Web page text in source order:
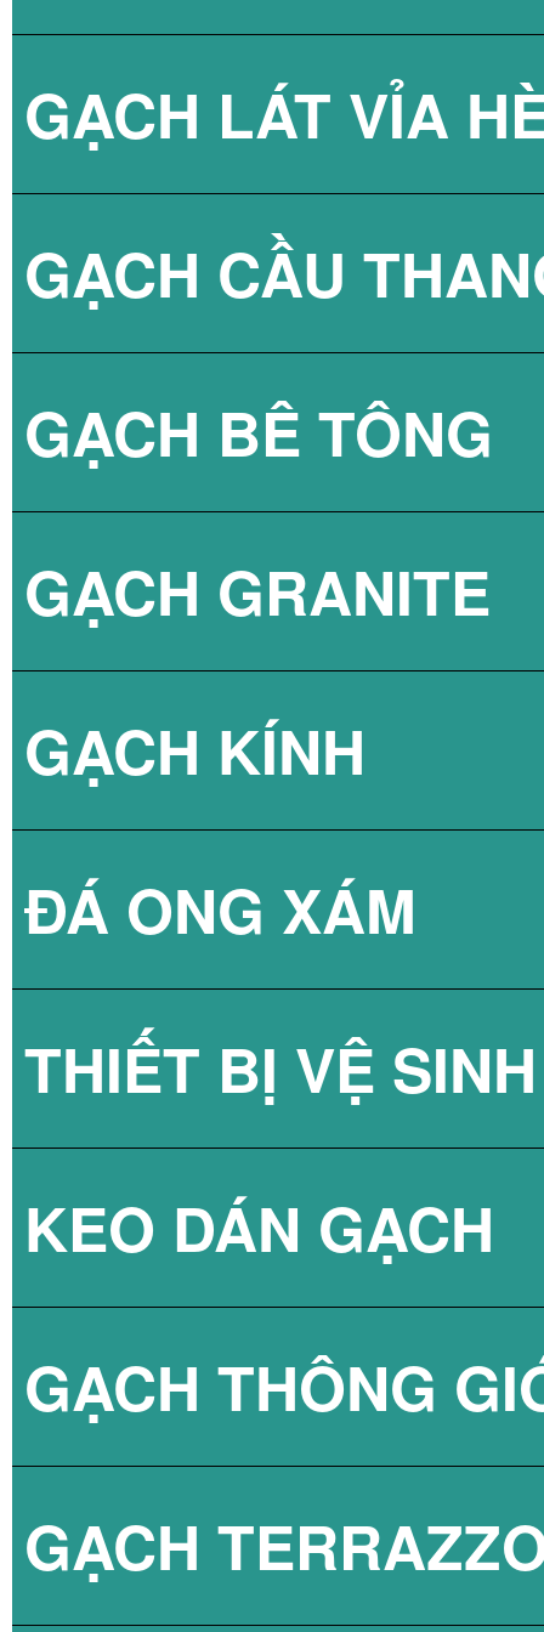
GẠCH LÁT VỈA
GẠCH BLOCK
GẠCH LÁT VỈA
GẠCH CẦU
GẠCH BÊ TÔNG
GẠCH 3D BÊ
GẠCH GRANITE
GẠCH KÍNH
GẠCH KÍNH
GẠCH KÍNH
GẠCH KÍNH
ĐÁ ONG XÁM
THIẾT BỊ VỆ SINH
SEN TẮM
VÒI CHẬU
BỒN CẦU
KEO DÁN GẠCH
KEO DÁN
KEO DÁN
GẠCH THÔNG
GẠCH